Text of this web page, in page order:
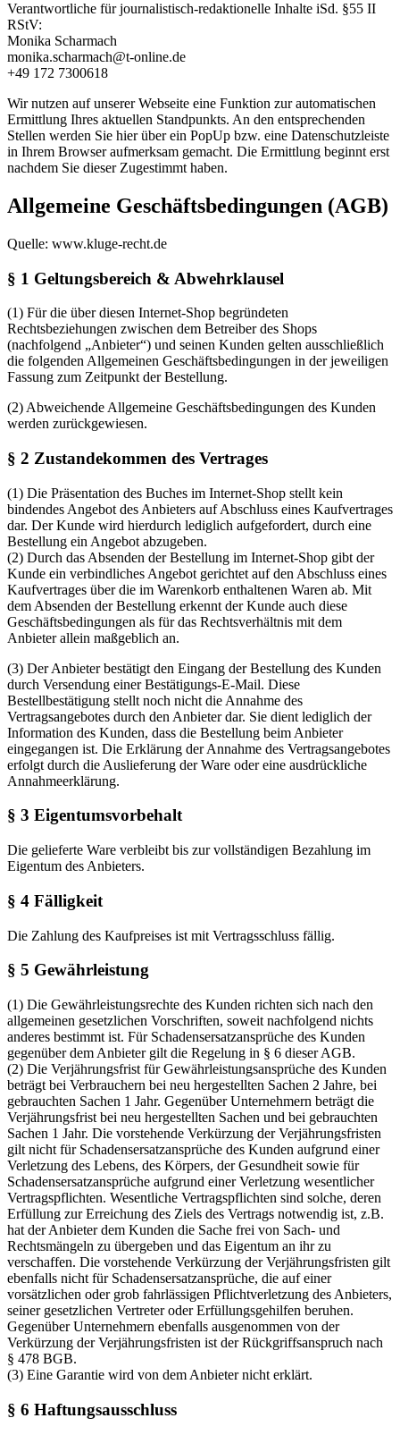
Verantwortliche für journalistisch-redaktionelle Inhalte iSd. §55 II
RStV:
Monika Scharmach
monika.scharmach@t-online.de
+49 172 7300618
Wir nutzen auf unserer Webseite eine Funktion zur automatischen
Ermittlung Ihres aktuellen Standpunkts. An den entsprechenden
Stellen werden Sie hier über ein PopUp bzw. eine Datenschutzleiste
in Ihrem Browser aufmerksam gemacht. Die Ermittlung beginnt erst
nachdem Sie dieser Zugestimmt haben.
Allgemeine Geschäftsbedingungen (AGB)
Quelle: www.kluge-recht.de
§ 1 Geltungsbereich & Abwehrklausel
(1) Für die über diesen Internet-Shop begründeten
Rechtsbeziehungen zwischen dem Betreiber des Shops
(nachfolgend „Anbieter“) und seinen Kunden gelten ausschließlich
die folgenden Allgemeinen Geschäftsbedingungen in der jeweiligen
Fassung zum Zeitpunkt der Bestellung.
(2) Abweichende Allgemeine Geschäftsbedingungen des Kunden
werden zurückgewiesen.
§ 2 Zustandekommen des Vertrages
(1) Die Präsentation des Buches im Internet-Shop stellt kein
bindendes Angebot des Anbieters auf Abschluss eines Kaufvertrages
dar. Der Kunde wird hierdurch lediglich aufgefordert, durch eine
Bestellung ein Angebot abzugeben.
(2) Durch das Absenden der Bestellung im Internet-Shop gibt der
Kunde ein verbindliches Angebot gerichtet auf den Abschluss eines
Kaufvertrages über die im Warenkorb enthaltenen Waren ab. Mit
dem Absenden der Bestellung erkennt der Kunde auch diese
Geschäftsbedingungen als für das Rechtsverhältnis mit dem
Anbieter allein maßgeblich an.
(3) Der Anbieter bestätigt den Eingang der Bestellung des Kunden
durch Versendung einer Bestätigungs-E-Mail. Diese
Bestellbestätigung stellt noch nicht die Annahme des
Vertragsangebotes durch den Anbieter dar. Sie dient lediglich der
Information des Kunden, dass die Bestellung beim Anbieter
eingegangen ist. Die Erklärung der Annahme des Vertragsangebotes
erfolgt durch die Auslieferung der Ware oder eine ausdrückliche
Annahmeerklärung.
§ 3 Eigentumsvorbehalt
Die gelieferte Ware verbleibt bis zur vollständigen Bezahlung im
Eigentum des Anbieters.
§ 4 Fälligkeit
Die Zahlung des Kaufpreises ist mit Vertragsschluss fällig.
§ 5 Gewährleistung
(1) Die Gewährleistungsrechte des Kunden richten sich nach den
allgemeinen gesetzlichen Vorschriften, soweit nachfolgend nichts
anderes bestimmt ist. Für Schadensersatzansprüche des Kunden
gegenüber dem Anbieter gilt die Regelung in § 6 dieser AGB.
(2) Die Verjährungsfrist für Gewährleistungsansprüche des Kunden
beträgt bei Verbrauchern bei neu hergestellten Sachen 2 Jahre, bei
gebrauchten Sachen 1 Jahr. Gegenüber Unternehmern beträgt die
Verjährungsfrist bei neu hergestellten Sachen und bei gebrauchten
Sachen 1 Jahr. Die vorstehende Verkürzung der Verjährungsfristen
gilt nicht für Schadensersatzansprüche des Kunden aufgrund einer
Verletzung des Lebens, des Körpers, der Gesundheit sowie für
Schadensersatzansprüche aufgrund einer Verletzung wesentlicher
Vertragspflichten. Wesentliche Vertragspflichten sind solche, deren
Erfüllung zur Erreichung des Ziels des Vertrags notwendig ist, z.B.
hat der Anbieter dem Kunden die Sache frei von Sach- und
Rechtsmängeln zu übergeben und das Eigentum an ihr zu
verschaffen. Die vorstehende Verkürzung der Verjährungsfristen gilt
ebenfalls nicht für Schadensersatzansprüche, die auf einer
vorsätzlichen oder grob fahrlässigen Pflichtverletzung des Anbieters,
seiner gesetzlichen Vertreter oder Erfüllungsgehilfen beruhen.
Gegenüber Unternehmern ebenfalls ausgenommen von der
Verkürzung der Verjährungsfristen ist der Rückgriffsanspruch nach
§ 478 BGB.
(3) Eine Garantie wird von dem Anbieter nicht erklärt.
§ 6 Haftungsausschluss